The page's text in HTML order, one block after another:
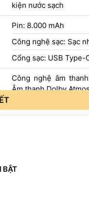
kiện nước sạch
Pin: 8.000 mAh
Công nghệ sạc: Sạc
Cổng sạc: USB Type-
Công nghệ âm
Âm thanh Dolby
Cảm biến vân tay:
BẬT